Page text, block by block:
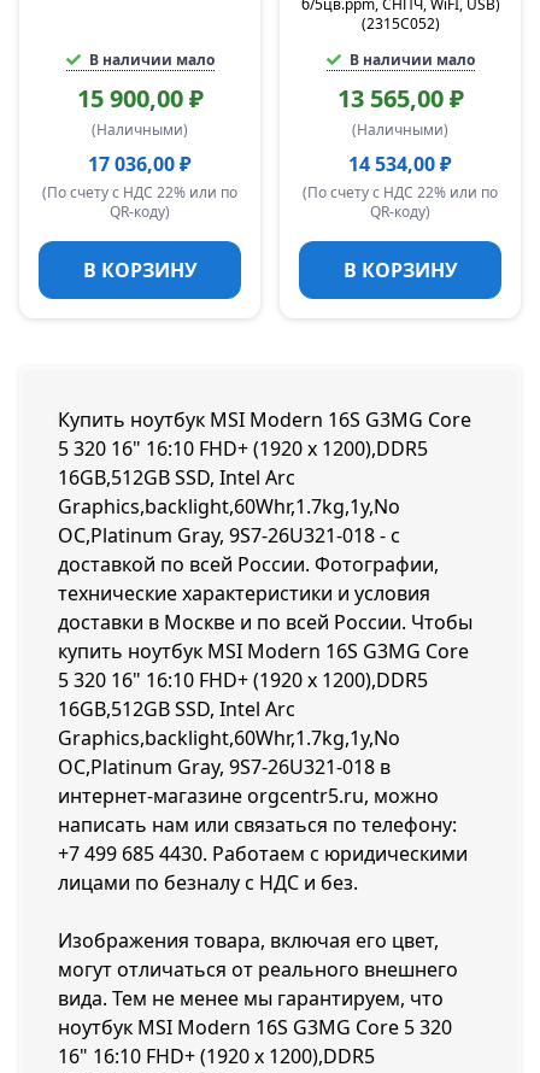
В наличии мало
15 900,00 ₽
(Наличными)
17 036,00 ₽
(По счету с НДС 22% или по
QR-коду)
В КОРЗИНУ
б/5цв.ppm, СНПЧ, WiFI, USB)
(2315C052)
В наличии мало
13 565,00 ₽
(Наличными)
14 534,00 ₽
(По счету с НДС 22% или по
QR-коду)
В КОРЗИНУ
Купить ноутбук MSI Modern 16S G3MG Core
5 320 16" 16:10 FHD+ (1920 x 1200),DDR5
16GB,512GB SSD, Intel Arc
Graphics,backlight,60Whr,1.7kg,1y,No
OC,Platinum Gray, 9S7-26U321-018 - с
доставкой по всей России. Фотографии,
технические характеристики и условия
доставки в Москве и по всей России. Чтобы
купить ноутбук MSI Modern 16S G3MG Core
5 320 16" 16:10 FHD+ (1920 x 1200),DDR5
16GB,512GB SSD, Intel Arc
Graphics,backlight,60Whr,1.7kg,1y,No
OC,Platinum Gray, 9S7-26U321-018 в
интернет-магазине orgcentr5.ru, можно
написать нам или связаться по телефону:
+7 499 685 4430. Работаем с юридическими
лицами по безналу с НДС и без.
Изображения товара, включая его цвет,
могут отличаться от реального внешнего
вида. Тем не менее мы гарантируем, что
ноутбук MSI Modern 16S G3MG Core 5 320
16" 16:10 FHD+ (1920 x 1200),DDR5